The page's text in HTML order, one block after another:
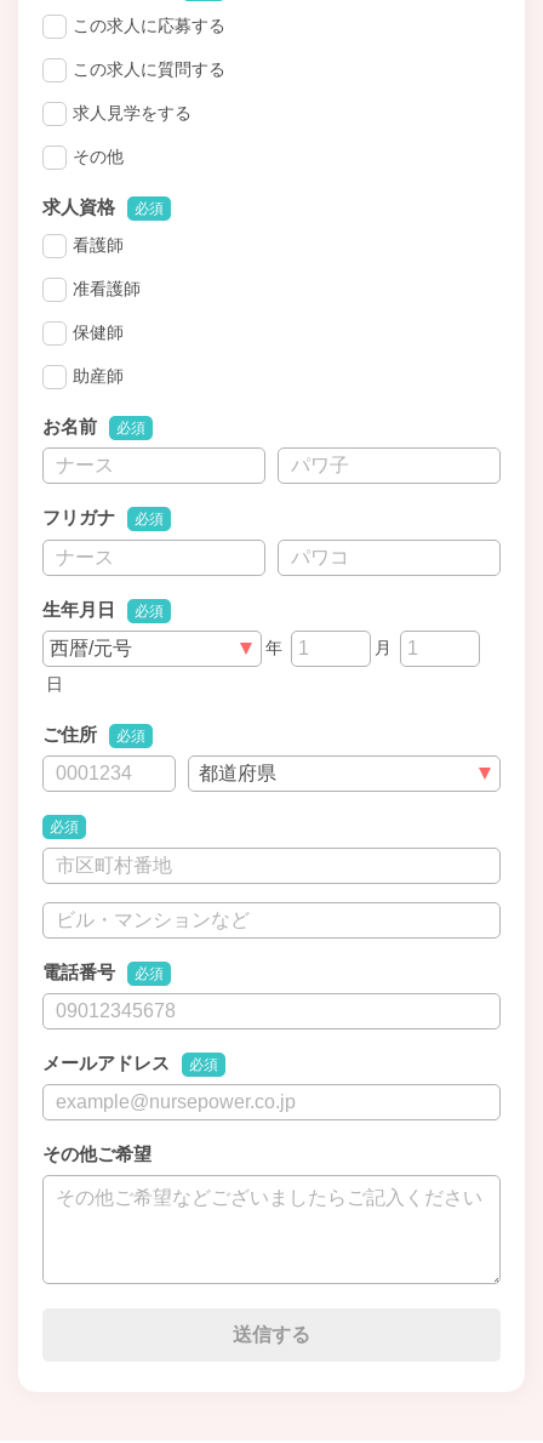
この求人に応募する
この求人に質問する
求人見学をする
その他
求人資格 必須
看護師
准看護師
保健師
助産師
お名前 必須
フリガナ 必須
生年月日 必須
年
月
日
ご住所 必須
必須
電話番号 必須
メールアドレス 必須
その他ご希望